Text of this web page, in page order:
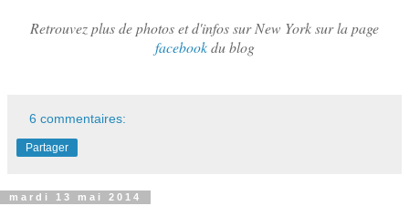
Retrouvez plus de photos et d'infos sur New York sur la page
facebookdu blog
6 commentaires:
Partager
mardi 13 mai 2014